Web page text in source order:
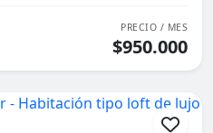
PRECIO / MES
$950.000